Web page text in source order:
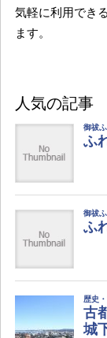
気軽に利用でき
ます。
人気の記事